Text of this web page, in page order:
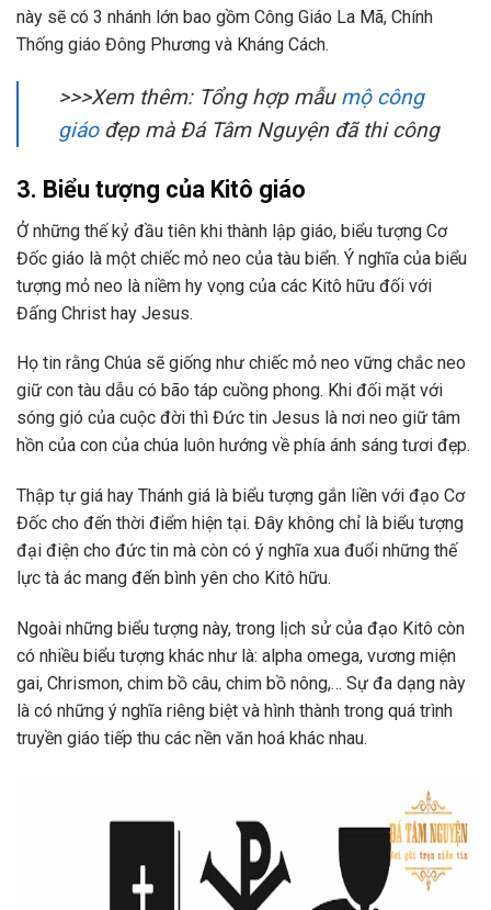
này sẽ có 3 nhánh lớn bao gồm Công Giáo La Mã, Chính
Thống giáo Đông Phương và Kháng Cách.
>>>Xem thêm: Tổng hợp mẫu mộ công
giáođẹp mà Đá Tâm Nguyện đã thi công
3. Biểu tượng của Kitô giáo
Ở những thế kỷ đầu tiên khi thành lập giáo, biểu tượng Cơ
Đốc giáo là một chiếc mỏ neo của tàu biển. Ý nghĩa của biểu
tượng mỏ neo là niềm hy vọng của các Kitô hữu đối với
Đấng Christ hay Jesus.
Họ tin rằng Chúa sẽ giống như chiếc mỏ neo vững chắc neo
giữ con tàu dẫu có bão táp cuồng phong. Khi đối mặt với
sóng gió của cuộc đời thì Đức tin Jesus là nơi neo giữ tâm
hồn của con của chúa luôn hướng về phía ánh sáng tươi đẹp.
Thập tự giá hay Thánh giá là biểu tượng gắn liền với đạo Cơ
Đốc cho đến thời điểm hiện tại. Đây không chỉ là biểu tượng
đại điện cho đức tin mà còn có ý nghĩa xua đuổi những thế
lực tà ác mang đến bình yên cho Kitô hữu.
Ngoài những biểu tượng này, trong lịch sử của đạo Kitô còn
có nhiều biểu tượng khác như là: alpha omega, vương miện
gai, Chrismon, chim bồ câu, chim bồ nông,… Sự đa dạng này
là có những ý nghĩa riêng biệt và hình thành trong quá trình
truyền giáo tiếp thu các nền văn hoá khác nhau.